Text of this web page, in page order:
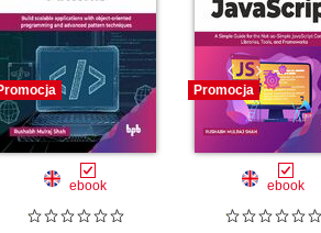
ebook
Promocja
ebook